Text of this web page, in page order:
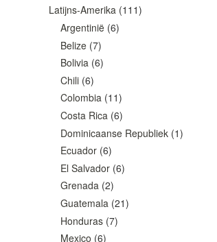
Latijns-Amerika (111)
Argentinië (6)
Belize (7)
Bolivia (6)
Chili (6)
Colombia (11)
Costa Rica (6)
Dominicaanse Republiek (1)
Ecuador (6)
El Salvador (6)
Grenada (2)
Guatemala (21)
Honduras (7)
Mexico (6)